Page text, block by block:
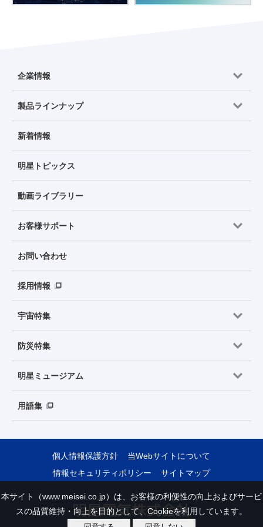
企業情報
製品ラインナップ
新着情報
明星トピックス
動画ライブラリー
お客様サポート
お問い合わせ
採用情報
宇宙特集
防災特集
明星ミュージアム
用語集
個人情報保護方針
当Webサイトについて
情報セキュリティポリシー
サイトマップ
本サイト（www.meisei.co.jp）は、お客様の利便性の向上およびサービ
スの品質維持・向上を目的として、Cookieを利用しています。